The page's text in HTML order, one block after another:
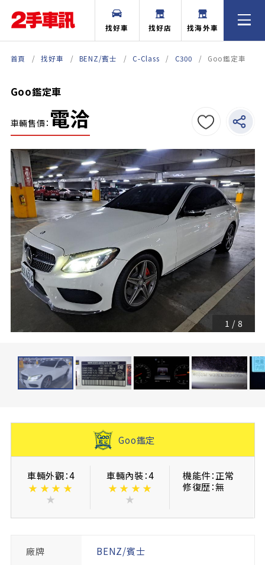
找好車 找好店 找海外車
首頁 找好車 BENZ/賓士 C-Class C300 Goo鑑定車
Goo鑑定車
車輛售價： 電洽
1 / 8
Goo鑑定
車輛外觀：4
★ ★ ★ ★
★
車輛內裝：4
★ ★ ★ ★
★
機能件：正常
修復歴：無
廠牌 BENZ/賓士